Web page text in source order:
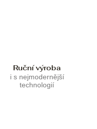
Ruční výroba
i s nejmodernější
technologií